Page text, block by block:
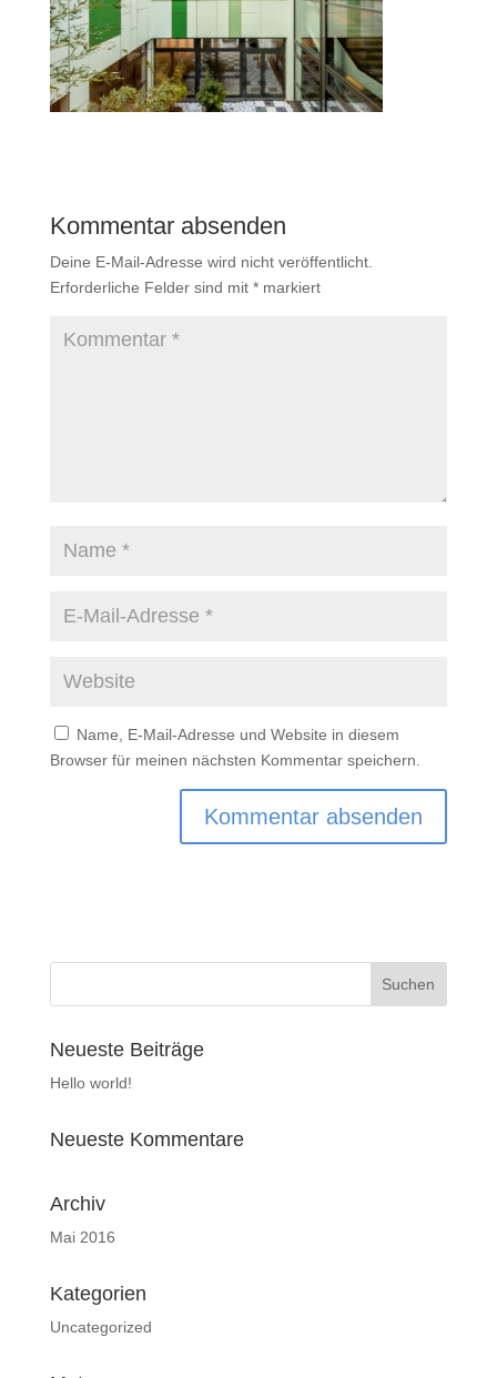
Kommentar absenden
Deine E-Mail-Adresse wird nicht veröffentlicht.
Erforderliche Felder sind mit *markiert
Name, E-Mail-Adresse und Website in diesem
Browser für meinen nächsten Kommentar speichern.
Neueste Beiträge
Hello world!
Neueste Kommentare
Archiv
Mai 2016
Kategorien
Uncategorized